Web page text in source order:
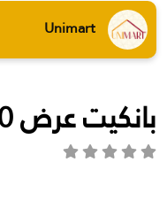
بانكيت عرض 120